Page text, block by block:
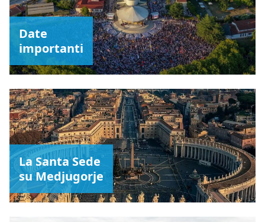
Date
importanti
La Santa Sede
su Medjugorje